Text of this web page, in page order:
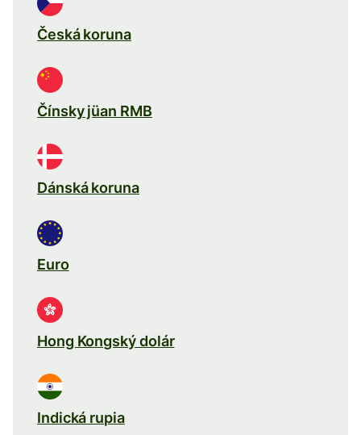
Česká koruna
Čínsky jüan RMB
Dánská koruna
Euro
Hong Kongský dolár
Indická rupia